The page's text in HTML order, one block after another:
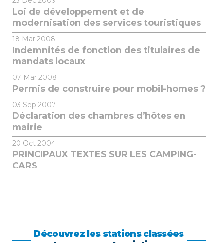
Loi de développement et de
modernisation des services touristiques
18 Mar 2008
Indemnités de fonction des titulaires de
mandats locaux
07 Mar 2008
Permis de construire pour mobil-homes ?
03 Sep 2007
Déclaration des chambres d’hôtes en
mairie
20 Oct 2004
PRINCIPAUX TEXTES SUR LES CAMPING-
CARS
Découvrez les stations classées